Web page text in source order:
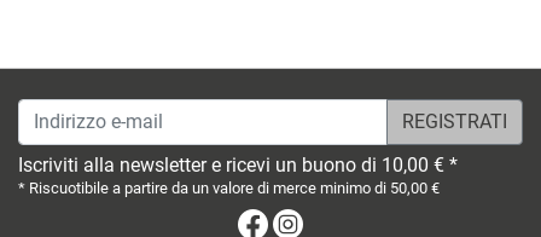
Indirizzo e-mail
Iscriviti alla newsletter e ricevi un buono di 10,00 € *
* Riscuotibile a partire da un valore di merce minimo di 50,00 €
Facebook